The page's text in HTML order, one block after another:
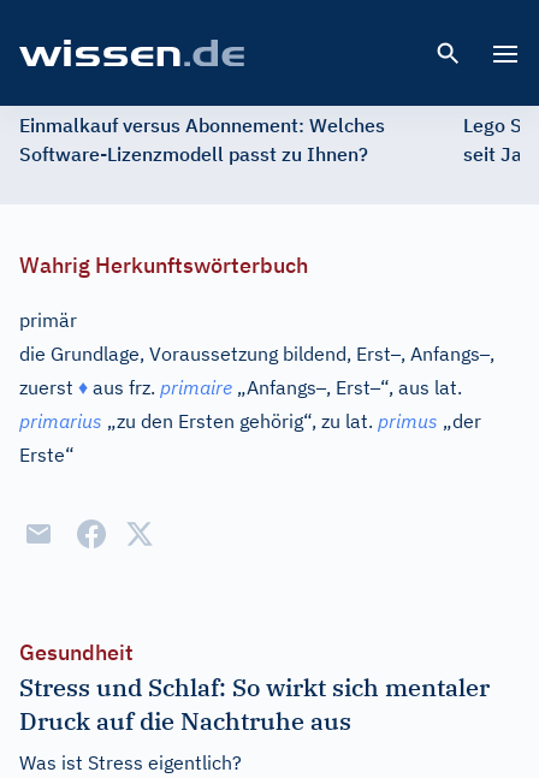
Einmalkauf versus Abonnement: Welches
Software-Lizenzmodell passt zu Ihnen?
Lego
seit
Wahrig Herkunftswörterbuch
primär
die Grundlage, Voraussetzung bildend, Erst–, Anfangs–,
zuerst ♦ aus frz. primaire „Anfangs–, Erst–“, aus lat.
primarius „zu den Ersten gehörig“, zu lat. primus „der
Erste“
Gesundheit
Stress und Schlaf: So wirkt sich mentaler
Druck auf die Nachtruhe aus
Was ist Stress eigentlich?